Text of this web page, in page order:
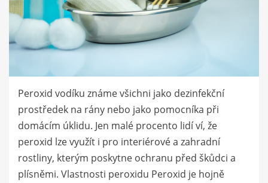
Peroxid vodíku známe všichni jako dezinfekční
prostředek na rány nebo jako pomocníka při
domácím úklidu. Jen malé procento lidí ví, že
peroxid lze využít i pro interiérové a zahradní
rostliny, kterým poskytne ochranu před škůdci a
plísněmi. Vlastnosti peroxidu Peroxid je hojně